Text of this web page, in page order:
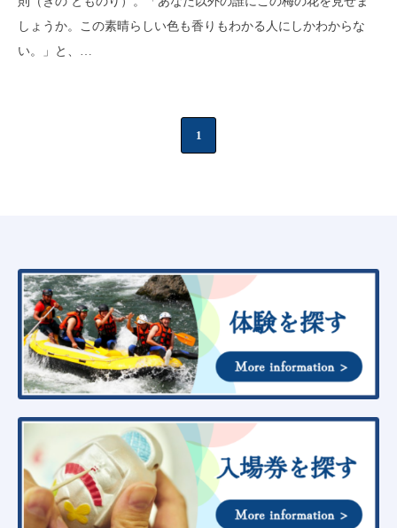
しょうか。この素晴らしい色も香りもわかる人にしかわからな
い。」と、…
1